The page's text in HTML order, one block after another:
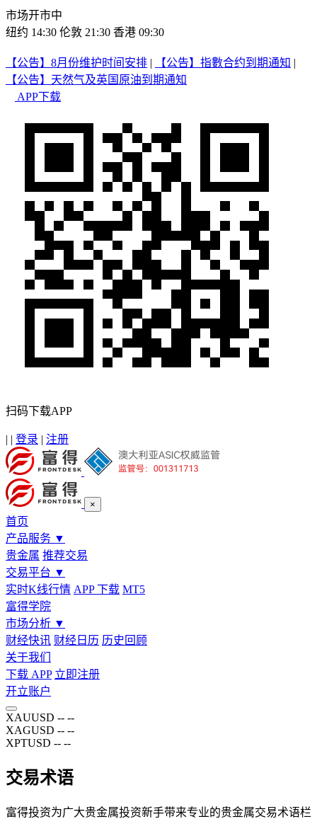
市场开市中
纽约 14:30 伦敦 21:30 香港 09:30
【公告】8月份维护时间安排 | 【公告】指數合约到期通知 |
【公告】天然气及英国原油到期通知
APP下载
扫码下载APP
| | 登录 | 注册
×
首页
产品服务 ▼
贵金属 推荐交易
交易平台 ▼
实时K线行情 APP 下载 MT5
富得学院
市场分析 ▼
财经快讯 财经日历 历史回顾
关于我们
下载 APP 立即注册
开立账户
XAUUSD -- --
XAGUSD -- --
XPTUSD -- --
交易术语
富得投资为广大贵金属投资新手带来专业的贵金属交易术语栏